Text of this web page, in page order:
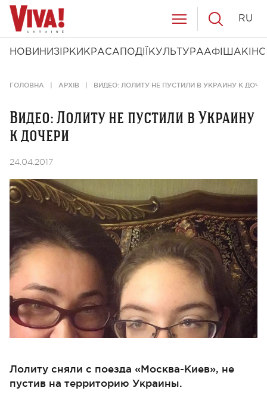
НОВИНИ ЗІРКИ КРАСА ПОДІЇ КУЛЬТУРААФІША КІНО
RU
ГОЛОВНА АРХІВ ВИДЕО: ЛОЛИТУ НЕ ПУСТИЛИ В УКРАИНУ К
Видео: Лолиту не пустили в Украину
к дочери
24.04.2017
Лолиту сняли с поезда «Москва-Киев», не
пустив на территорию Украины.